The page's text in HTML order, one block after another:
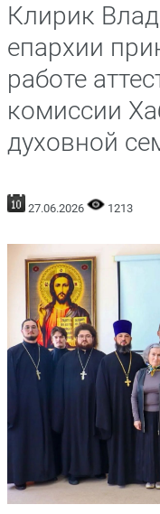
Клирик
епархии
работе
комиссии
духовной
27.06.2026 1213